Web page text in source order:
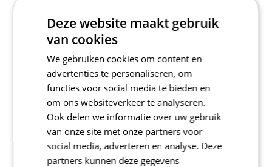
Deze website maakt gebruik
van cookies
We gebruiken cookies om content en
advertenties te personaliseren, om
functies voor social media te bieden en
om ons websiteverkeer te analyseren.
Ook delen we informatie over uw gebruik
van onze site met onze partners voor
social media, adverteren en analyse. Deze
partners kunnen deze gegevens